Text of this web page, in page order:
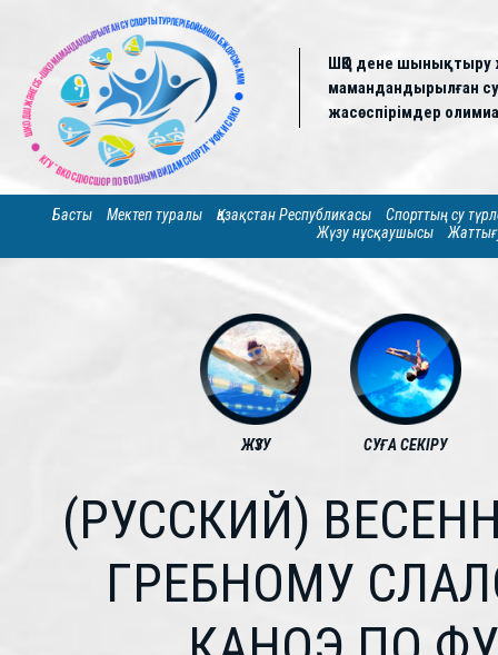
ШҚО дене шынықтыру
мамандандырылған
жасөспірімдер
Басты Мектеп туралы Қазақстан Республикасы
Спорттың су
Жүзу нұсқаушысы
ЖҮЗУ СУҒА СЕКІРУ
(РУССКИЙ)
ГРЕБНОМУ